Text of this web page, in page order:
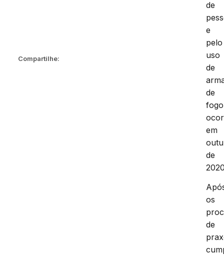
Compartilhe:
de
e
pelo
uso
de
de
em
de
os
de